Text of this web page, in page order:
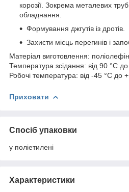
корозії. Зокрема металевих
обладнання.
Формування джгутів із дротів.
Захисти місць перегинів і
Матеріал виготовлення: поліолефін
Температура зсідання: від 90 °C
Робочі температура: від -45 °C до
Приховати
Спосіб упаковки
у поліетилені
Характеристики